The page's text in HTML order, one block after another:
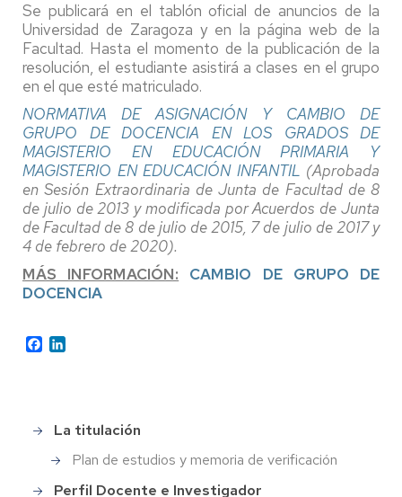
Se publicará en el tablón oficial de anuncios de la
Universidad de Zaragoza y en la página web de la
Facultad. Hasta el momento de la publicación de la
resolución, el estudiante asistirá a clases en el grupo
en el que esté matriculado.
NORMATIVA DE ASIGNACIÓN Y CAMBIO DE
GRUPO DE DOCENCIA EN LOS GRADOS DE
MAGISTERIO EN EDUCACIÓN PRIMARIA Y
MAGISTERIO EN EDUCACIÓN INFANTIL (Aprobada
en Sesión Extraordinaria de Junta de Facultad de 8
de julio de 2013 y modificada por Acuerdos de Junta
de Facultad de 8 de julio de 2015, 7 de julio de 2017 y
4 de febrero de 2020).
MÁS INFORMACIÓN:
CAMBIO DE GRUPO DE
DOCENCIA
Facebook
Menu
grado
en
Infantil
La titulación
Plan de estudios y memoria de verificación
Perfil Docente e Investigador